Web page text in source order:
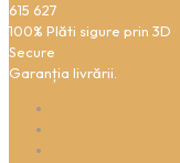
615 627
100% Plăti sigure prin 3D
Secure
Garanția livrării.